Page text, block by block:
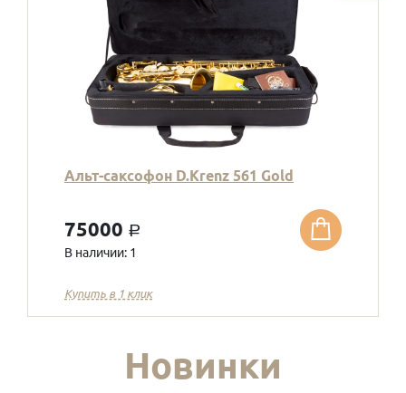
Альт-саксофон D.Krenz 561 Gold
75000 a
В наличии: 1
Купить в 1 клик
Новинки